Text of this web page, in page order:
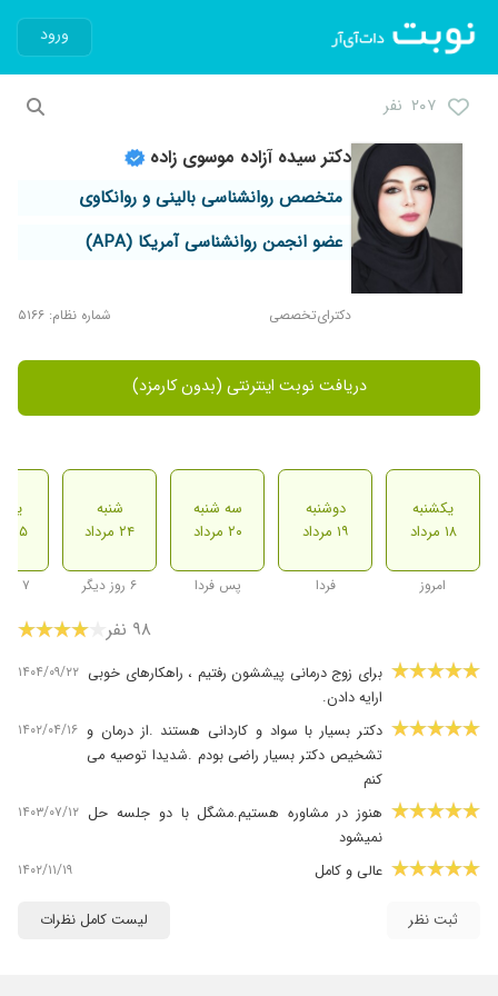
ورود
۲۰۷ نفر
دکتر سیده آزاده موسوی زاده
متخصص روانشناسی بالینی و روانکاوی
عضو انجمن روانشناسی آمریکا (APA)
دکترای‌تخصصی شماره نظام: ۵۱۶۶
دریافت نوبت اینترنتی (بدون کارمزد)
یکشنبه
۱۸ مرداد
امروز
دوشنبه
۱۹ مرداد
فردا
سه شنبه
۲۰ مرداد
پس فردا
شنبه
۲۴ مرداد
۶ روز دیگر
۲۵ مرداد
۷ روز دیگر
۹۸ نفر
برای زوج درمانی پیششون رفتیم ، راهکارهای خوبی
ارایه دادن.
۱۴۰۴/۰۹/۲۲
دکتر بسیار با سواد و کاردانی هستند .از درمان و
تشخیص دکتر بسیار راضی بودم .شدیدا توصیه می
کنم
۱۴۰۲/۰۴/۱۶
هنوز در مشاوره هستیم.مشگل با دو جلسه حل
نمیشود
۱۴۰۳/۰۷/۱۲
عالی و کامل ۱۴۰۲/۱۱/۱۹
سایت خوبتون متشکرم .دکتر آزاده یکی از بهترین
ثبت نظر لیست کامل نظرات